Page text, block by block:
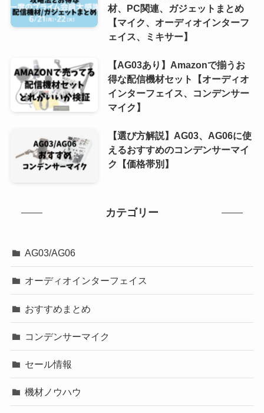
材、PC関連、ガジェットまとめ
【マイク、オーディオインターフ
ェイス、ミキサー】
【AG03あり】Amazonで揃うお
得な配信機材セット【オーディオ
インターフェイス、コンデンサー
マイク】
【選び方解説】AG03、AG06に使
えるおすすめのコンデンサーマイ
ク【価格帯別】
カテゴリー
AG03/AG06
オーディオインターフェイス
おすすめまとめ
コンデンサーマイク
セール情報
機材ノウハウ